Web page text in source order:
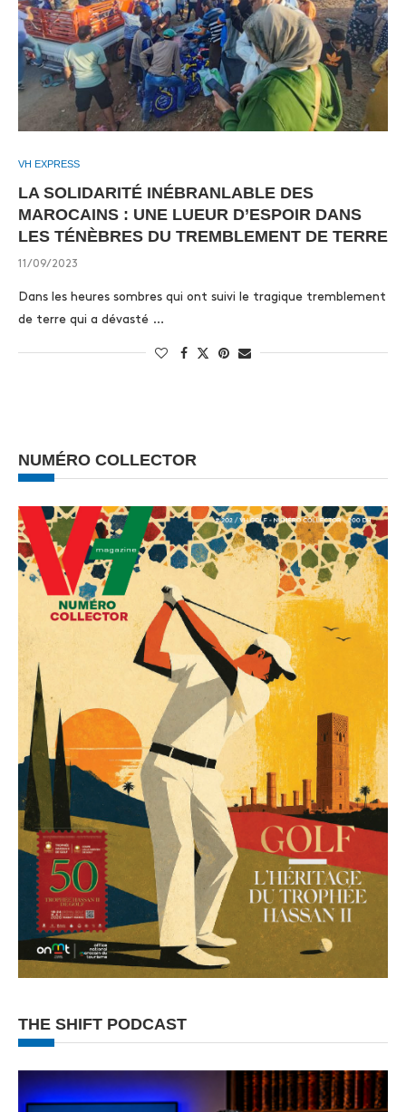
VH EXPRESS
LA SOLIDARITÉ INÉBRANLABLE DES
MAROCAINS : UNE LUEUR D’ESPOIR DANS
LES TÉNÈBRES DU TREMBLEMENT DE TERRE
11/09/2023
Dans les heures sombres qui ont suivi le tragique tremblement
de terre qui a dévasté …
NUMÉRO COLLECTOR
THE SHIFT PODCAST